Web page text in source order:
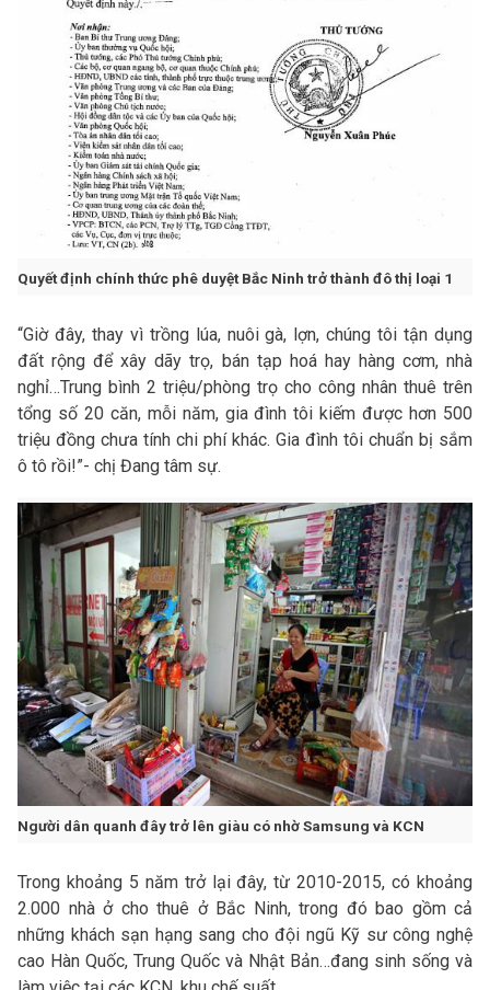
Quyết định chính thức phê duyệt Bắc Ninh trở thành đô thị loại 1
“Giờ đây, thay vì trồng lúa, nuôi gà, lợn, chúng tôi tận dụng
đất rộng để xây dãy trọ, bán tạp hoá hay hàng cơm, nhà
nghỉ…Trung bình 2 triệu/phòng trọ cho công nhân thuê trên
tổng số 20 căn, mỗi năm, gia đình tôi kiếm được hơn 500
triệu đồng chưa tính chi phí khác. Gia đình tôi chuẩn bị sắm
ô tô rồi!”- chị Đang tâm sự.
Người dân quanh đây trở lên giàu có nhờ Samsung và KCN
Trong khoảng 5 năm trở lại đây, từ 2010-2015, có khoảng
2.000 nhà ở cho thuê ở Bắc Ninh, trong đó bao gồm cả
những khách sạn hạng sang cho đội ngũ Kỹ sư công nghệ
cao Hàn Quốc, Trung Quốc và Nhật Bản…đang sinh sống và